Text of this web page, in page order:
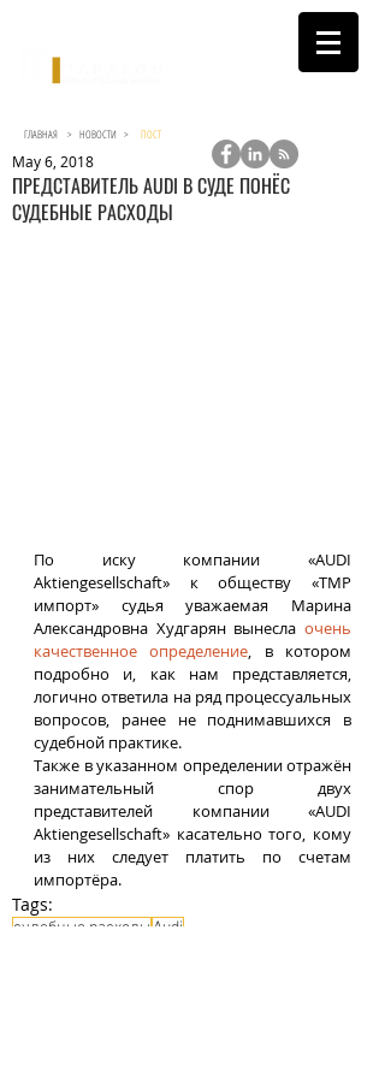
ПРЕДСТАВИТЕЛЬ AUDI В СУДЕ ПОНЁС
СУДЕБНЫЕ РАСХОДЫ
May 6, 2018
По иску компании «AUDI
Aktiengesellschaft» к обществу «ТМР
импорт» судья уважаемая Марина
Александровна Худгарян вынесла очень
качественное определение, в котором
подробно и, как нам представляется,
логично ответила на ряд процессуальных
вопросов, ранее не поднимавшихся в
судебной практике.
Также в указанном определении отражён
занимательный спор двух
представителей компании «AUDI
Aktiengesellschaft» касательно того, кому
из них следует платить по счетам
импортёра.
Tags:
судебные расходы Audi
ГЛАВНАЯ > НОВОСТИ > ПОСТ